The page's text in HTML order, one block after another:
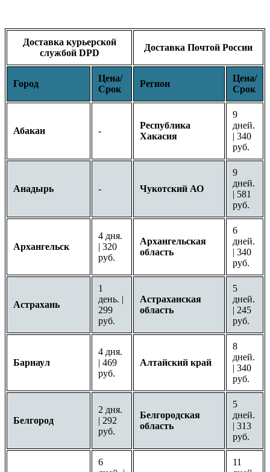
Доставка курьерской
службой DPD
Доставка Почтой России
Город
Цена/
Срок
Регион
Цена/
Срок
Абакан -
Республика
Хакасия
9
дней.
| 340
руб.
Анадырь - Чукотский АО
9
дней.
| 581
руб.
Архангельск
4 дня.
| 320
руб.
Архангельская
область
6
дней.
| 340
руб.
Астрахань
1
день. |
299
руб.
Астраханская
область
5
дней.
| 245
руб.
Барнаул
4 дня.
| 469
руб.
Алтайский край
8
дней.
| 340
руб.
Белгород
2 дня.
| 292
руб.
Белгородская
область
5
дней.
| 313
руб.
6
11